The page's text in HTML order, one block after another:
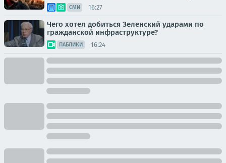
СМИ 16:27
Чего хотел добиться Зеленский ударами по
гражданской инфраструктуре?
ПАБЛИКИ 16:24